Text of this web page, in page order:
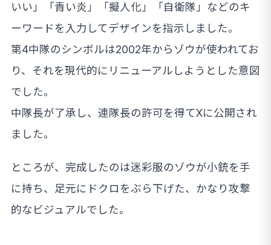
いい」「青い炎」「擬人化」「自衛隊」などのキ
ーワードを入力してデザインを指示しました。
第4中隊のシンボルは2002年からゾウが使われてお
り、それを現代的にリニューアルしようとした意図
でした。
中隊長が了承し、連隊長の許可を得てXに公開され
ました。
ところが、完成したのは迷彩服のゾウが小銃を手
に持ち、足元にドクロをぶら下げた、かなり攻撃
的なビジュアルでした。